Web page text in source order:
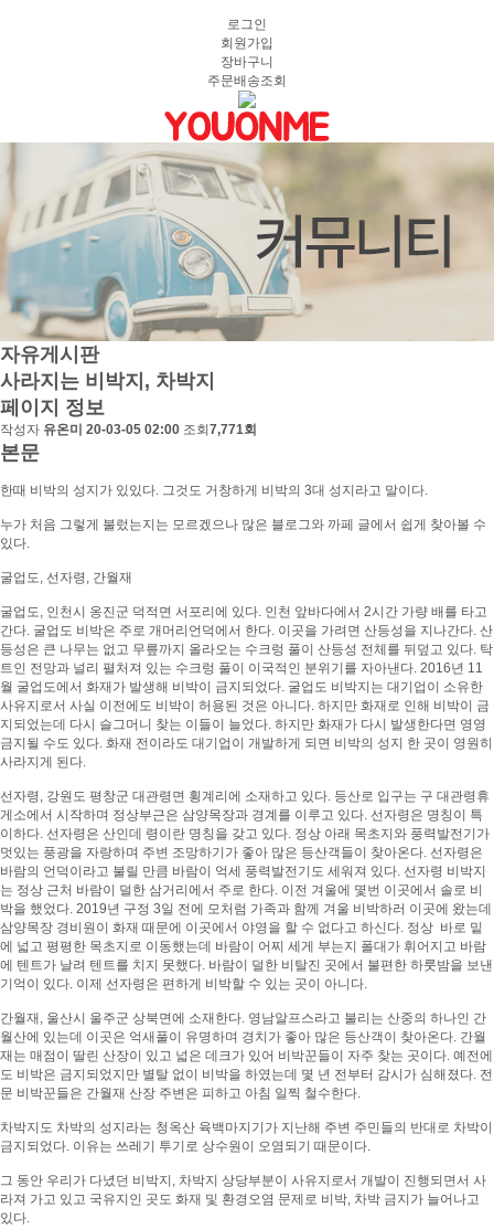
로그인
회원가입
장바구니
주문배송조회
자유게시판
사라지는 비박지, 차박지
페이지 정보
작성자 유온미 20-03-05 02:00 조회 7,771회
본문
한때 비박의 성지가 있있다. 그것도 거창하게 비박의 3대 성지라고 말이다.
누가 처음 그렇게 불렀는지는 모르겠으나 많은 블로그와 까페 글에서 쉽게 찾아볼 수
있다.
굴업도, 선자령, 간월재
굴업도, 인천시 옹진군 덕적면 서포리에 있다. 인천 앞바다에서 2시간 가량 배를 타고
간다. 굴업도 비박은 주로 개머리언덕에서 한다. 이곳을 가려면 산등성을 지나간다. 산
등성은 큰 나무는 없고 무릎까지 올라오는 수크렁 풀이 산등성 전체를 뒤덮고 있다. 탁
트인 전망과 널리 펼처져 있는 수크렁 풀이 이국적인 분위기를 자아낸다. 2016년 11
월 굴업도에서 화재가 발생해 비박이 금지되었다. 굴업도 비박지는 대기업이 소유한
사유지로서 사실 이전에도 비박이 허용된 것은 아니다. 하지만 화재로 인해 비박이 금
지되었는데 다시 슬그머니 찾는 이들이 늘었다. 하지만 화재가 다시 발생한다면 영영
금지될 수도 있다. 화재 전이라도 대기업이 개발하게 되면 비박의 성지 한 곳이 영원히
사라지게 된다.
선자령, 강원도 평창군 대관령면 횡계리에 소재하고 있다. 등산로 입구는 구 대관령휴
게소에서 시작하며 정상부근은 삼양목장과 경계를 이루고 있다. 선자령은 명칭이 특
이하다. 선자령은 산인데 령이란 명칭을 갖고 있다. 정상 아래 목초지와 풍력발전기가
멋있는 풍광을 자랑하며 주변 조망하기가 좋아 많은 등산객들이 찾아온다. 선자령은
바람의 언덕이라고 불릴 만큼 바람이 억세 풍력발전기도 세워져 있다. 선자령 비박지
는 정상 근처 바람이 덜한 삼거리에서 주로 한다. 이전 겨울에 몇번 이곳에서 솔로 비
박을 했었다. 2019년 구정 3일 전에 모처럼 가족과 함께 겨울 비박하러 이곳에 왔는데
삼양목장 경비원이 화재 때문에 이곳에서 야영을 할 수 없다고 하신다. 정상 바로 밑
에 넓고 평평한 목초지로 이동했는데 바람이 어찌 세게 부는지 폴대가 휘어지고 바람
에 텐트가 날려 텐트를 치지 못했다. 바람이 덜한 비탈진 곳에서 불편한 하룻밤을 보낸
기억이 있다. 이제 선자령은 편하게 비박할 수 있는 곳이 아니다.
간월재, 울산시 울주군 상북면에 소재한다. 영남알프스라고 불리는 산중의 하나인 간
월산에 있는데 이곳은 억새풀이 유명하며 경치가 좋아 많은 등산객이 찾아온다. 간월
재는 매점이 딸린 산장이 있고 넓은 데크가 있어 비박꾼들이 자주 찾는 곳이다. 예전에
도 비박은 금지되었지만 별탈 없이 비박을 하였는데 몇 년 전부터 감시가 심해졌다. 전
문 비박꾼들은 간월재 산장 주변은 피하고 아침 일찍 철수한다.
차박지도 차박의 성지라는 청옥산 육백마지기가 지난해 주변 주민들의 반대로 차박이
금지되었다. 이유는 쓰레기 투기로 상수원이 오염되기 때문이다.
그 동안 우리가 다녔던 비박지, 차박지 상당부분이 사유지로서 개발이 진행되면서 사
라져 가고 있고 국유지인 곳도 화재 및 환경오염 문제로 비박, 차박 금지가 늘어나고
있다.